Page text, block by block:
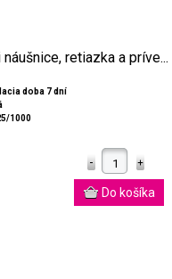
retiazka a príve...
doba 7 dní
1000